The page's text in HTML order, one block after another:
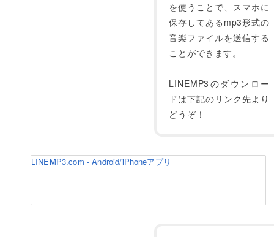
を使うことで、スマホに
保存してあるmp3形式の
音楽ファイルを送信する
ことができます。
LINEMP3のダウンロー
ドは下記のリンク先より
どうぞ！
LINEMP3.com - Android/iPhoneアプリ